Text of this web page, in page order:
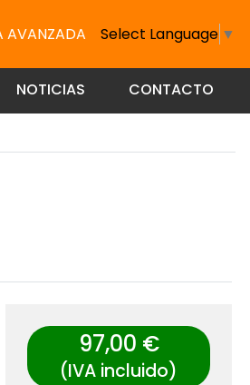
AVANZADA Select Language ▼
NOTICIAS CONTACTO
97,00 €
(IVA incluido)